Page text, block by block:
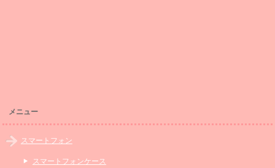
メニュー
スマートフォン
スマートフォンケース